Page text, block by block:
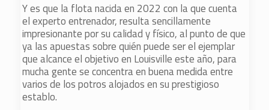
Y es que la flota nacida en 2022 con la que cuenta
el experto entrenador, resulta sencillamente
impresionante por su calidad y físico, al punto de que
ya las apuestas sobre quién puede ser el ejemplar
que alcance el objetivo en Louisville este año, para
mucha gente se concentra en buena medida entre
varios de los potros alojados en su prestigioso
establo.